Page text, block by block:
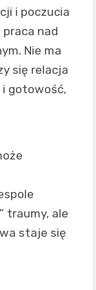
i poczucia
nad
Nie ma
się relacja
gotowość,
traumy, ale
staje się